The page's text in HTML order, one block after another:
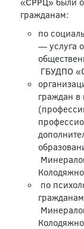
гражданам:
по
— услуга
ГБУДПО
граждан в
по